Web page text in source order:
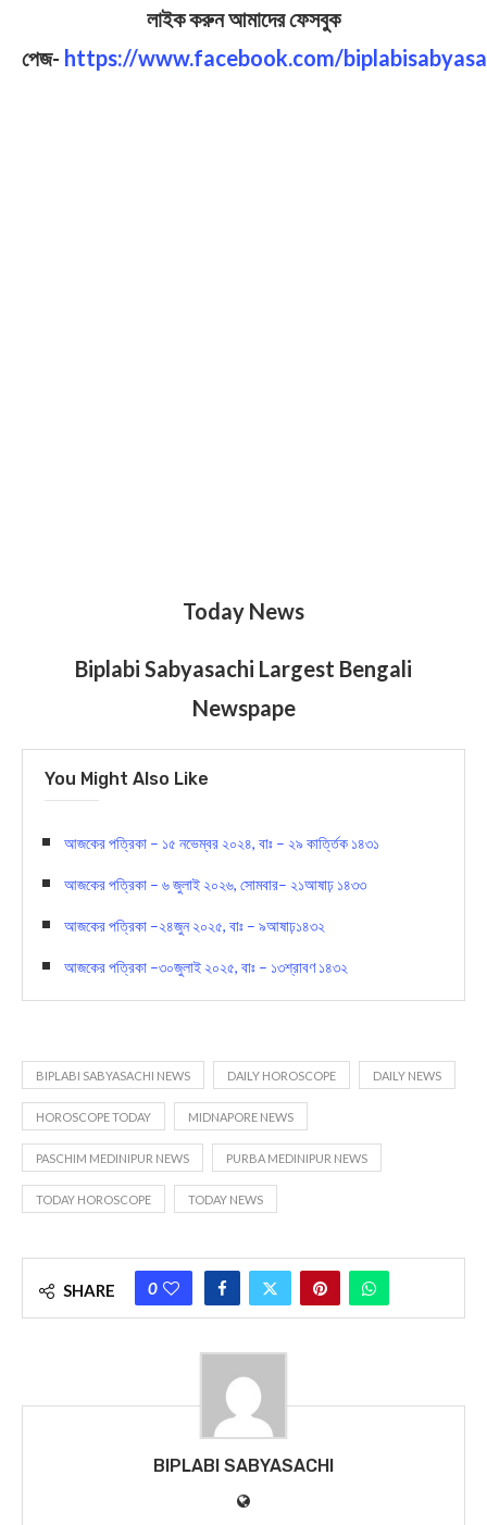
লাইক করুন আমাদের ফেসবুক
পেজ- https://www.facebook.com/
Today News
Biplabi Sabyasachi Largest Bengali
Newspape
You Might Also Like
আজকের পত্রিকা – ১৫ নভেম্বর ২০২৪, বাঃ – ২৯ কার্ত্তিক ১৪৩১
আজকের পত্রিকা – ৬ জুলাই ২০২৬, সোমবার– ২১আষাঢ় ১৪৩৩
আজকের পত্রিকা –২৪জুন ২০২৫, বাঃ – ৯আষাঢ়১৪৩২
আজকের পত্রিকা –৩০জুলাই ২০২৫, বাঃ – ১৩শ্রাবণ ১৪৩২
BIPLABI SABYASACHI NEWS DAILY HOROSCOPE DAILY NEWS
HOROSCOPE TODAY MIDNAPORE NEWS
PASCHIM MEDINIPUR NEWS PURBA MEDINIPUR NEWS
TODAY HOROSCOPE TODAY NEWS
SHARE 0
BIPLABI SABYASACHI